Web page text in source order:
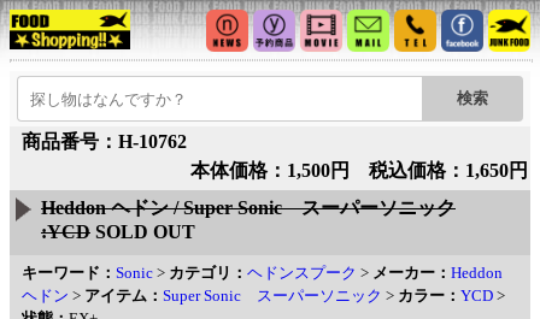
商品番号：H-10762
本体価格：1,500円 税込価格：1,650円
Heddon ヘドン / Super Sonic スーパーソニック
:YCD SOLD OUT
キーワード： Sonic > カテゴリ： ヘドンスプーク > メーカー： Heddon
ヘドン > アイテム： Super Sonic スーパーソニック > カラー： YCD >